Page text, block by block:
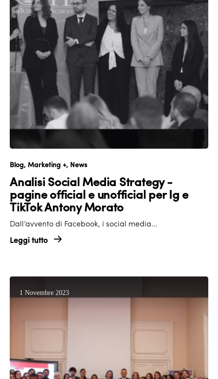
Blog Marketing + News
Analisi Social Media Strategy -
pagine official e unofficial per Ig e
TikTok Antony Morato
Dall’avvento di Facebook, i social media...
Leggi tutto
1 Novembre 2023